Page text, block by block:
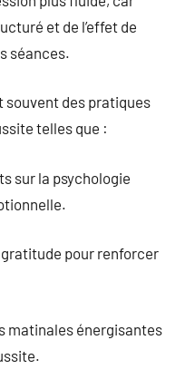
et de l’effet de
séances.
souvent des pratiques
telles que :
sur la psychologie
gratitude pour renforcer
matinales énergisantes